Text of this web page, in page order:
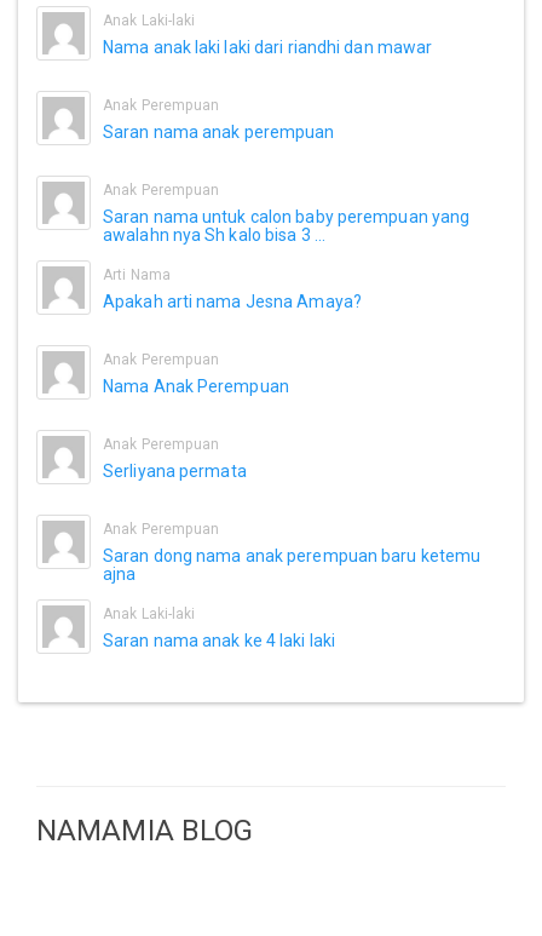
Anak Laki-laki
Nama anak laki laki dari riandhi dan mawar
Anak Perempuan
Saran nama anak perempuan
Anak Perempuan
Saran nama untuk calon baby perempuan yang
awalahn nya Sh kalo bisa 3 ...
Arti Nama
Apakah arti nama Jesna Amaya?
Anak Perempuan
Nama Anak Perempuan
Anak Perempuan
Serliyana permata
Anak Perempuan
Saran dong nama anak perempuan baru ketemu
ajna
Anak Laki-laki
Saran nama anak ke 4 laki laki
NAMAMIA BLOG